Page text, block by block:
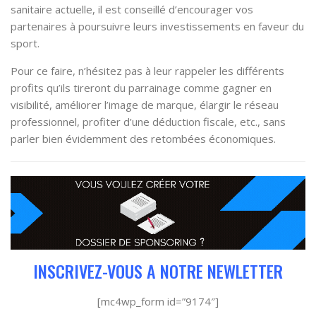
sanitaire actuelle, il est conseillé d’encourager vos
partenaires à poursuivre leurs investissements en faveur du
sport.
Pour ce faire, n’hésitez pas à leur rappeler les différents
profits qu’ils tireront du parrainage comme gagner en
visibilité, améliorer l’image de marque, élargir le réseau
professionnel, profiter d’une déduction fiscale, etc., sans
parler bien évidemment des retombées économiques.
INSCRIVEZ-VOUS A NOTRE NEWLETTER
[mc4wp_form id=”9174″]